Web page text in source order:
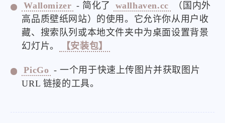
Wallomizer - 简化了 wallhaven.cc
（国内外
高品质壁纸网站）的使用。它允许你从用户收
藏、搜索队列或本地文件夹中为桌面设置背景
幻灯片。
【安装包】
PicGo - 一个用于快速上传图片并获取图片
URL 链接的工具。